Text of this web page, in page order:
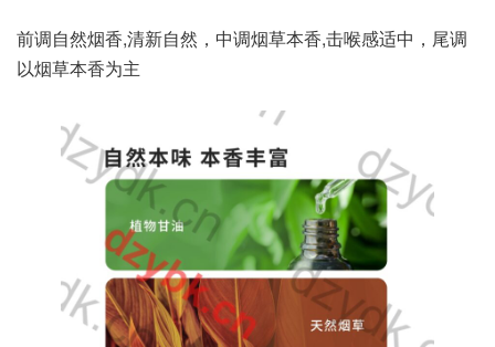
前调自然烟香,清新自然，中调烟草本香,击喉感适中，尾调
以烟草本香为主